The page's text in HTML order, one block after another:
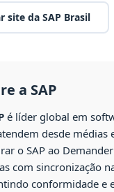
site da SAP Brasil
a SAP
é líder global em
desde médias
o SAP ao
com sincronização
conformidade e